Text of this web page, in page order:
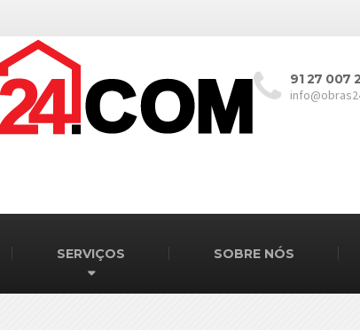
91 27 007
SERVIÇOS SOBRE NÓS